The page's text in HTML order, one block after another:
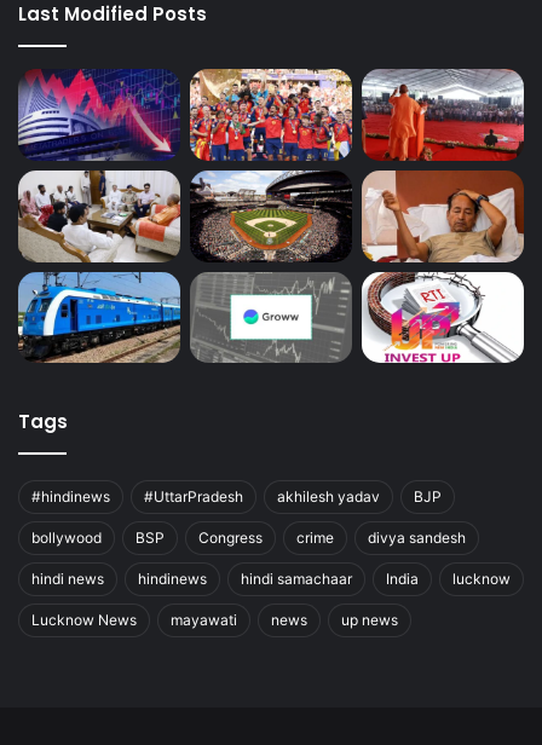
Last Modified Posts
Tags
#hindinews #UttarPradesh akhilesh yadav BJP
bollywood BSP Congress crime divya sandesh
hindi news hindinews hindi samachaar India lucknow
Lucknow News mayawati news up news